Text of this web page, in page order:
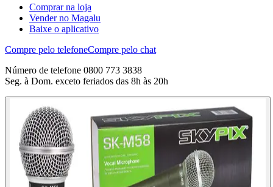
Comprar na loja
Vender no Magalu
Baixe o aplicativo
Compre pelo telefoneCompre pelo chat
Número de telefone 0800 773 3838
Seg. à Dom. exceto feriados das 8h às 20h